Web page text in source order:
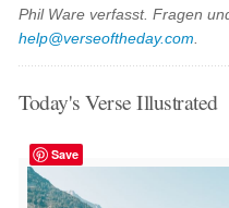
Phil Ware verfasst. Fragen
help@verseoftheday.com
Today's Verse Illustrated
Save